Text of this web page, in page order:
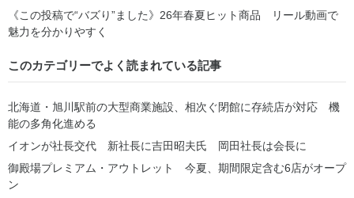
《この投稿で“バズり”ました》26年春夏ヒット商品 リール動画で
魅力を分かりやすく
このカテゴリーでよく読まれている記事
北海道・旭川駅前の大型商業施設、相次ぐ閉館に存続店が対応 機
能の多角化進める
イオンが社長交代 新社長に吉田昭夫氏 岡田社長は会長に
御殿場プレミアム・アウトレット 今夏、期間限定含む6店がオープ
ン